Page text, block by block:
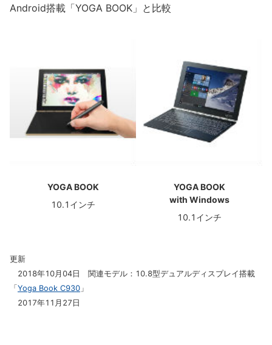
Android搭載「YOGA BOOK」と比較
YOGA BOOK
10.1インチ
YOGA BOOK
with Windows
10.1インチ
更新
2018年10月04日 関連モデル：10.8型デュアルディスプレイ搭載
「 Yoga Book C930 」
2017年11月27日